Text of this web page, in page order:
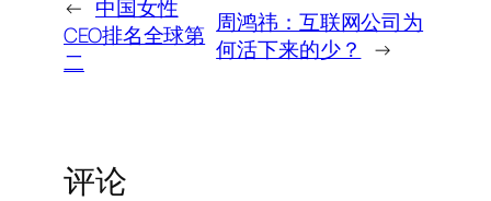
← 中国女性
CEO排名全球第
二
周鸿祎：互联网公司为
何活下来的少？
→
评论